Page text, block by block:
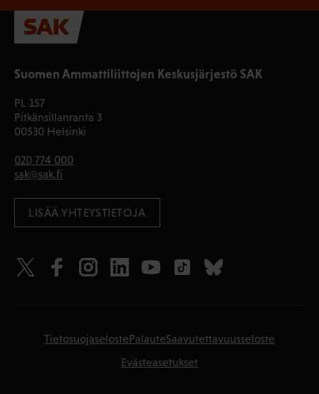
Suomen Ammattiliittojen Keskusjärjestö SAK
PL 157
Pitkänsillanranta 3
00530 Helsinki
020 774 000
sak@sak.fi
LISÄÄ YHTEYSTIETOJA
TietosuojaselostePalauteSaavutettavuusseloste
Evästeasetukset